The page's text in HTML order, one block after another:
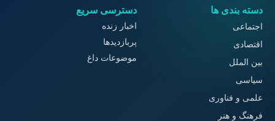
دسته بندی ها
اجتماعی
اقتصادی
بین الملل
سیاسی
علمی و فناوری
فرهنگ و هنر
دسترسی سریع
اخبار زنده
پربازدیدها
موضوعات داغ